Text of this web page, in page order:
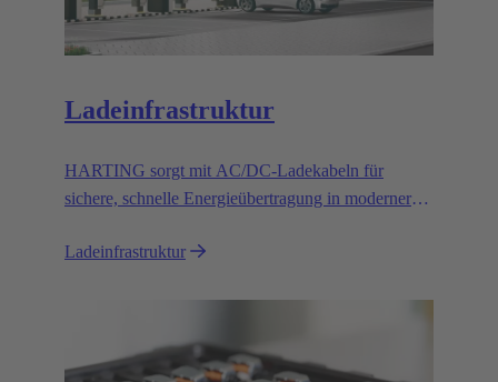
Ladeinfrastruktur
HARTING sorgt mit AC/DC-Ladekabeln für
sichere, schnelle Energieübertragung in moderner
Ladeinfrastruktur